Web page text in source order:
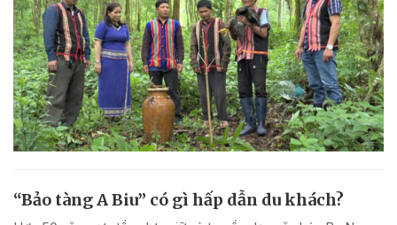
“Bảo tàng A Biu” có gì hấp dẫn du khách?